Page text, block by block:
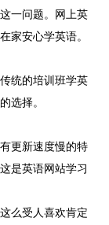
一问题。网上英
家安心学英语。
统的培训班学英
选择。
更新速度慢的特
是英语网站学习
么受人喜欢肯定